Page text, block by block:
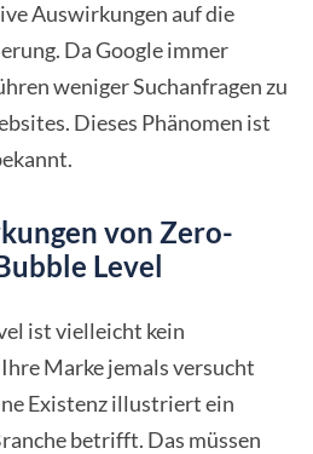
Auswirkungen auf die
Da Google immer
weniger Suchanfragen zu
Dieses Phänomen ist
von Zero-
Level
ist vielleicht kein
Marke jemals versucht
Existenz illustriert ein
betrifft. Das müssen